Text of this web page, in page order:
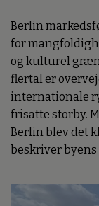
Berlin
for
og kulturel
flertal er
internationale
frisatte storby.
Berlin blev det
beskriver byens